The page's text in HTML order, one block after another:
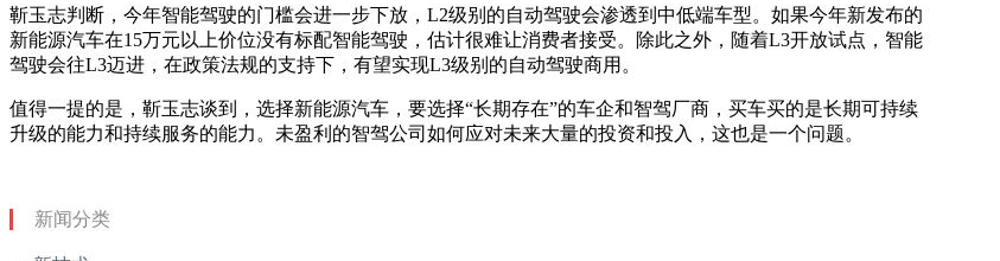
靳玉志判断，今年智能驾驶的门槛会进一步下放，L2级别的自动驾驶会渗透到中低端车型。如果今年新发布的
新能源汽车在15万元以上价位没有标配智能驾驶，估计很难让消费者接受。除此之外，随着L3开放试点，智能
驾驶会往L3迈进，在政策法规的支持下，有望实现L3级别的自动驾驶商用。
值得一提的是，靳玉志谈到，选择新能源汽车，要选择“长期存在”的车企和智驾厂商，买车买的是长期可持续
升级的能力和持续服务的能力。未盈利的智驾公司如何应对未来大量的投资和投入，这也是一个问题。
新闻分类